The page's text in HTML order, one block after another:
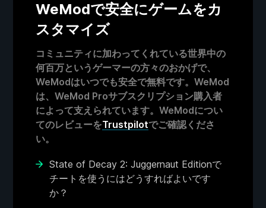
WeModで安全にゲームをカ
スタマイズ
コミュニティに加わってくれている世界中の
何百万というゲーマーの方々のおかげで、
WeModはいつでも安全で無料です。WeMod
は、WeMod Proサブスクリプション購入者
によって支えられています。WeModについ
てのレビューをTrustpilotでご確認くださ
い。
State of Decay 2: Juggernaut Editionで
チートを使うにはどうすればよいです
か？